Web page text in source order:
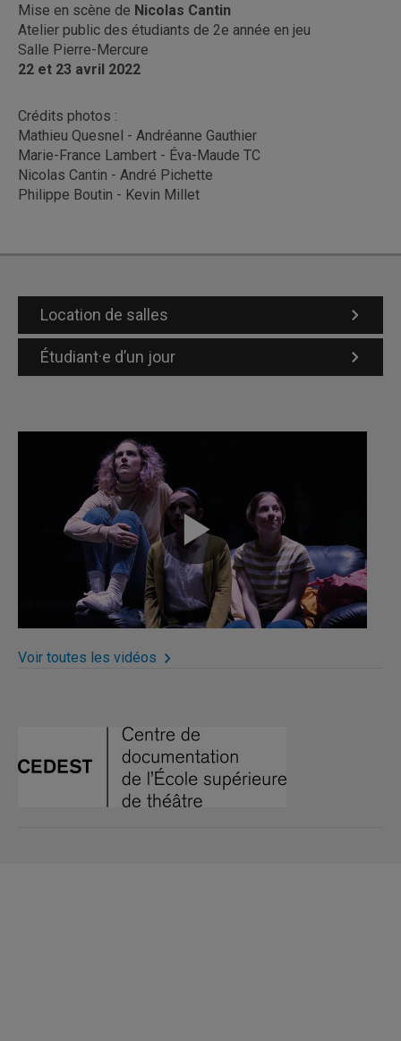
Mise en scène de Nicolas Cantin
Atelier public des étudiants de 2e année en jeu
Salle Pierre-Mercure
22 et 23 avril 2022
Crédits photos :
Mathieu Quesnel - Andréanne Gauthier
Marie-France Lambert - Éva-Maude TC
Nicolas Cantin - André Pichette
Philippe Boutin - Kevin Millet
Location de salles
Étudiant·e d’un jour
Voir toutes les vidéos